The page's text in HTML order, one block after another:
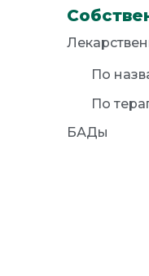
По
По
БАДы